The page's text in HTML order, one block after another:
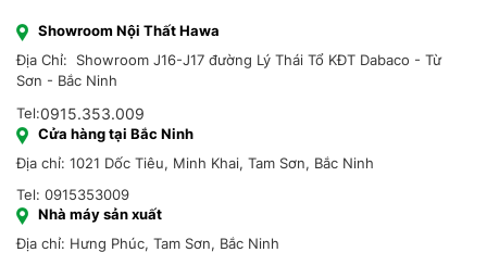
Showroom Nội Thất Hawa
Địa Chỉ: Showroom J16-J17 đường Lý Thái Tổ KĐT Dabaco - Từ
Sơn - Bắc Ninh
Tel:0915.353.009
Cửa hàng tại Bắc Ninh
Địa chỉ: 1021 Dốc Tiêu, Minh Khai, Tam Sơn, Bắc Ninh
Tel: 0915353009
Nhà máy sản xuất
Địa chỉ: Hưng Phúc, Tam Sơn, Bắc Ninh